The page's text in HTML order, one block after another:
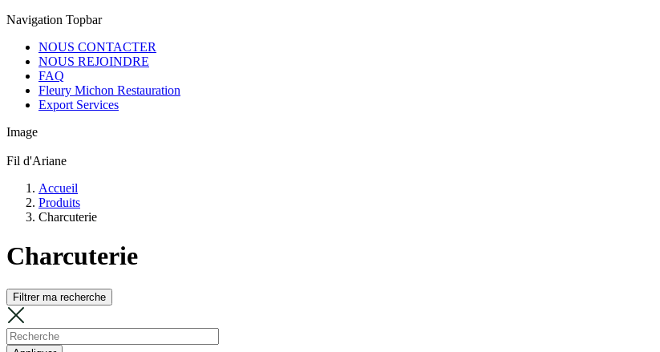
Navigation Topbar
NOUS CONTACTER
NOUS REJOINDRE
FAQ
Fleury Michon Restauration
Export Services
Image
Fil d'Ariane
Accueil
Produits
Charcuterie
Charcuterie
Filtrer ma recherche